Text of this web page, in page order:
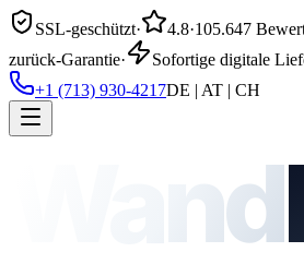
SSL-geschützt· 4.8·105.647
zurück-Garantie·
Sofortige digitale
+1 (713) 930-4217DE | AT | CH
Wand